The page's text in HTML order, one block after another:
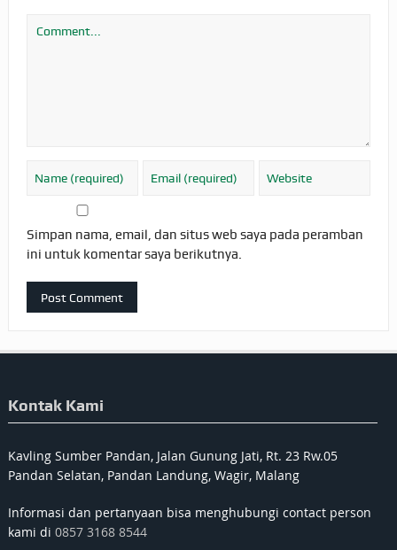
Simpan nama, email, dan situs web saya pada peramban
ini untuk komentar saya berikutnya.
Kontak Kami
Kavling Sumber Pandan, Jalan Gunung Jati, Rt. 23 Rw.05
Pandan Selatan, Pandan Landung, Wagir, Malang
Informasi dan pertanyaan bisa menghubungi contact person
kami di 0857 3168 8544